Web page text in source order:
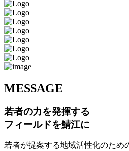
MESSAGE
若者の力を発揮する
フィールドを鯖江に
若者が提案する地域活性化のため